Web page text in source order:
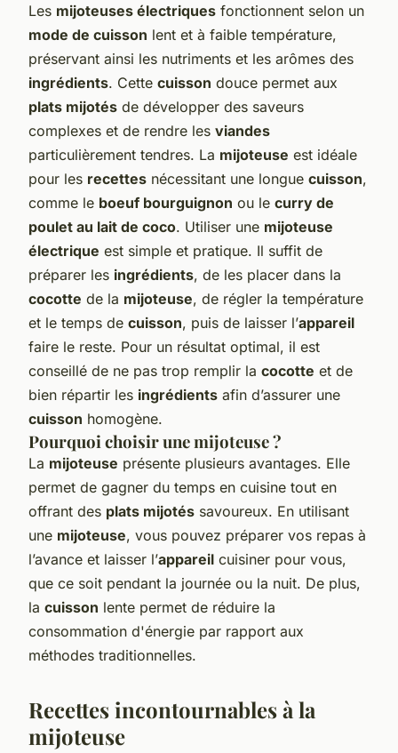
Les mijoteuses électriques fonctionnent selon un
mode de cuisson lent et à faible température,
préservant ainsi les nutriments et les arômes des
ingrédients. Cette cuisson douce permet aux
plats mijotés de développer des saveurs
complexes et de rendre les viandes
particulièrement tendres. La mijoteuse est idéale
pour les recettes nécessitant une longue cuisson,
comme le boeuf bourguignon ou le curry de
poulet au lait de coco. Utiliser une mijoteuse
électrique est simple et pratique. Il suffit de
préparer les ingrédients, de les placer dans la
cocotte de la mijoteuse, de régler la température
et le temps de cuisson, puis de laisser l’appareil
faire le reste. Pour un résultat optimal, il est
conseillé de ne pas trop remplir la cocotte et de
bien répartir les ingrédients afin d’assurer une
cuisson homogène.
Pourquoi choisir une mijoteuse ?
La mijoteuse présente plusieurs avantages. Elle
permet de gagner du temps en cuisine tout en
offrant des plats mijotés savoureux. En utilisant
une mijoteuse, vous pouvez préparer vos repas à
l’avance et laisser l’appareil cuisiner pour vous,
que ce soit pendant la journée ou la nuit. De plus,
la cuisson lente permet de réduire la
consommation d'énergie par rapport aux
méthodes traditionnelles.
Recettes incontournables à la
mijoteuse